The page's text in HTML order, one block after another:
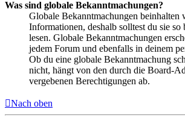
Was sind globale Bekanntmachungen?
Globale Bekanntmachungen beinhalten
Informationen, deshalb solltest du sie
lesen. Globale Bekanntmachungen
jedem Forum und ebenfalls in deinem
Ob du eine globale Bekanntmachung
nicht, hängt von den durch die Board-
vergebenen Berechtigungen ab.
Nach oben